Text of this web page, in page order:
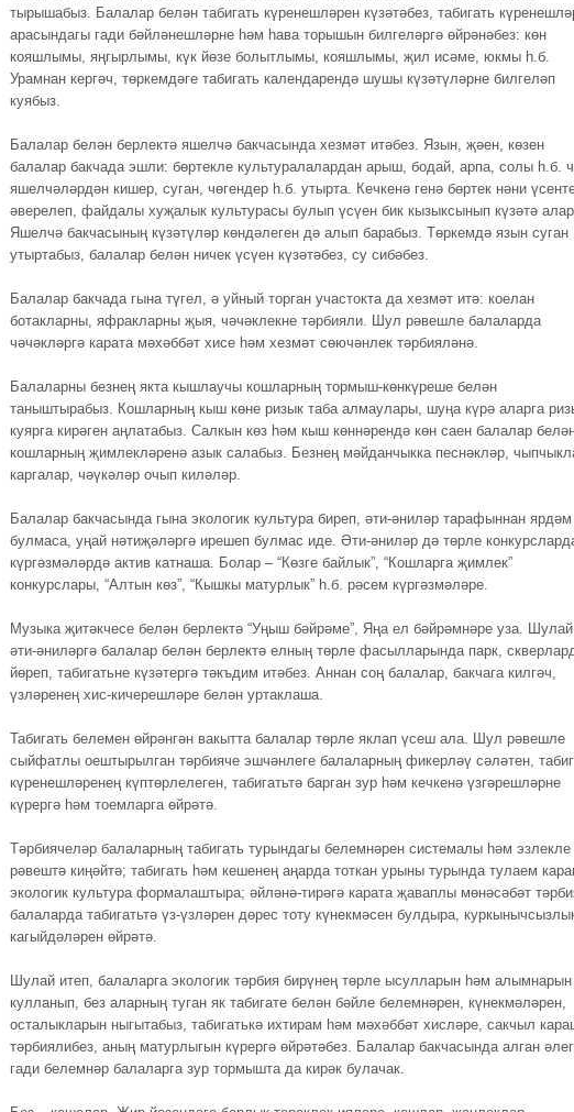
тырышабыз. Балалар белән табигать күренешләрен күзәтәбез, табигать
арасындагы гади бәйләнешләрне һәм һава торышын билгеләргә өйрәнәбез: көн
кояшлымы, яңгырлымы, күк йөзе болытлымы, кояшлымы, җил исәме, юкмы һ.б.
Урамнан кергәч, төркемдәге табигать календарендә шушы күзәтүләрне билгеләп
куябыз.
Балалар белән берлектә яшелчә бакчасында хезмәт итәбез. Язын, җәен, көзен
балалар бакчада эшли: бөртекле культуралалардан арыш, бодай, арпа, солы һ.б.
яшелчәләрдән кишер, суган, чөгендер һ.б. утырта. Кечкенә генә бөртек нәни
әверелеп, файдалы хуҗалык культурасы булып үсүен бик кызыксынып күзәтә
Яшелчә бакчасының күзәтүләр көндәлеген дә алып барабыз. Төркемдә язын суган
утыртабыз, балалар белән ничек үсүен күзәтәбез, су сибәбез.
Балалар бакчада гына түгел, ә уйный торган участокта да хезмәт итә: коелан
ботакларны, яфракларны җыя, чәчәклекне тәрбияли. Шул рәвешле балаларда
чәчәкләргә карата мәхәббәт хисе һәм хезмәт сөючәнлек тәрбияләнә.
Балаларны безнең якта кышлаучы кошларның тормыш-көнкүреше белән
таныштырабыз. Кошларның кыш көне ризык таба алмаулары, шуңа күрә аларга
куярга кирәген аңлатабыз. Салкын көз һәм кыш көннәрендә көн саен балалар
кошларның җимлекләренә азык салабыз. Безнең мәйданчыкка песнәкләр,
каргалар, чәүкәләр очып киләләр.
Балалар бакчасында гына экологик культура биреп, әти-әниләр тарафыннан ярдәм
булмаса, уңай нәтиҗәләргә ирешеп булмас иде. Әти-әниләр дә төрле
күргәзмәләрдә актив катнаша. Болар – “Көзге байлык”, “Кошларга җимлек”
конкурслары, “Алтын көз”, “Кышкы матурлык” һ.б. рәсем күргәзмәләре.
Музыка җитәкчесе белән берлектә “Уңыш бәйрәме”, Яңа ел бәйрәмнәре уза.
әти-әниләргә балалар белән берлектә елның төрле фасылларында парк,
йөреп, табигатьне күзәтергә тәкъдим итәбез. Аннан соң балалар, бакчага килгәч,
үзләренең хис-кичерешләре белән уртаклаша.
Табигать белемен өйрәнгән вакытта балалар төрле яклап үсеш ала. Шул рәвешле
сыйфатлы оештырылган тәрбияче эшчәнлеге балаларның фикерләү сәләтен,
күренешләренең күптөрлелеген, табигатьтә барган зур һәм кечкенә үзгәрешләрне
күрергә һәм тоемларга өйрәтә.
Тәрбиячеләр балаларның табигать турындагы белемнәрен системалы һәм эзлекле
рәвештә киңәйтә; табигать һәм кешенең аңарда тоткан урыны турында тулаем
экологик культура формалаштыра; әйләнә-тирәгә карата җаваплы мөнәсәбәт
балаларда табигатьтә үз-үзләрен дөрес тоту күнекмәсен булдыра,
кагыйдәләрен өйрәтә.
Шулай итеп, балаларга экологик тәрбия бирүнең төрле ысулларын һәм алымнарын
кулланып, без аларның туган як табигате белән бәйле белемнәрен, күнекмәләрен,
осталыкларын ныгытабыз, табигатькә ихтирам һәм мәхәббәт хисләре, сакчыл
тәрбиялибез, аның матурлыгын күрергә өйрәтәбез. Балалар бакчасында алган
гади белемнәр балаларга зур тормышта да кирәк булачак.